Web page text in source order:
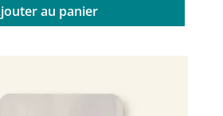
au panier